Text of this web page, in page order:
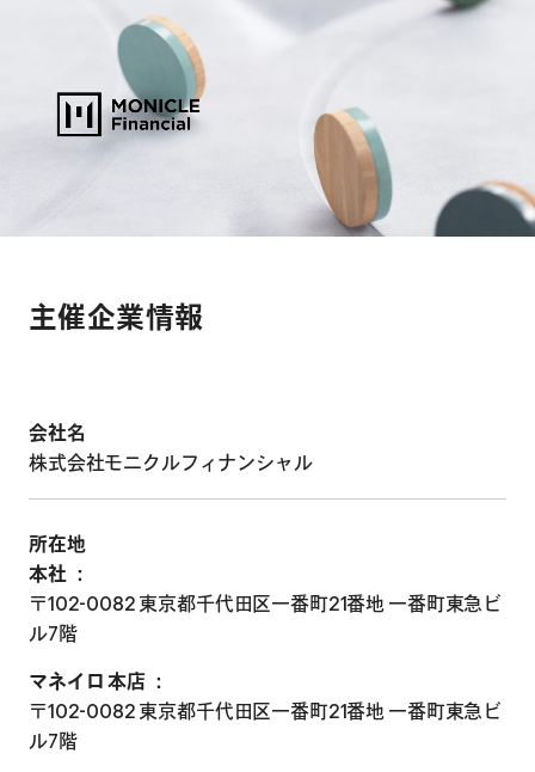
主催企業情報
会社名
株式会社モニクルフィナンシャル
所在地
本社 ：
〒102-0082 東京都千代田区一番町21番地 一番町東急ビ
ル7階
マネイロ 本店 ：
〒102-0082 東京都千代田区一番町21番地 一番町東急ビ
ル7階